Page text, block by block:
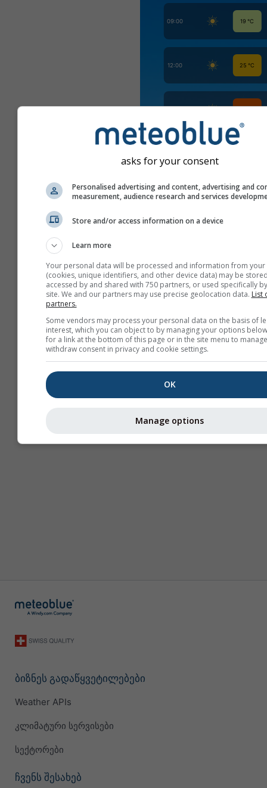
შექმენით ახალი
მეტი ინფორმაცია
ბიზნეს გადაწყვეტილებები
Weather APIs
კლიმატური სერვისები
სექტორები
ჩვენს შესახებ
asks for your consent
Personalised advertising and content, advertising and
measurement, audience research and services
Store and/or access information on a device
Learn more
Your personal data will be processed and information from your
(cookies, unique identifiers, and other device data) may be
accessed by and shared with 750 partners, or used specifically
site. We and our partners may use precise geolocation data. List
partners.
Some vendors may process your personal data on the basis of
interest, which you can object to by managing your options
for a link at the bottom of this page or in the site menu to
withdraw consent in privacy and cookie settings.
OK
Manage options